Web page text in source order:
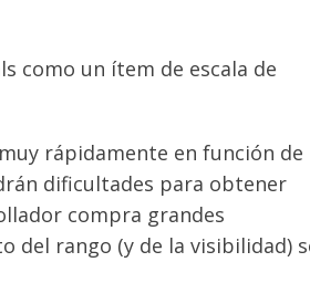
como un ítem de escala de
rápidamente en función de
dificultades para obtener
compra grandes
del rango (y de la visibilidad)